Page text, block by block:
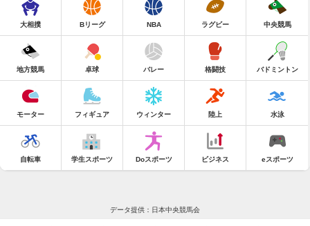
大相撲 Bリーグ NBA ラグビー 中央競馬
地方競馬 卓球 バレー 格闘技 バドミントン
モーター フィギュア ウィンター 陸上 水泳
自転車 学生スポーツ Doスポーツ ビジネス eスポーツ
データ提供：日本中央競馬会